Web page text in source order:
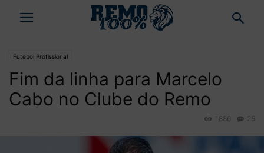
Futebol Profissional
Fim da linha para Marcelo
Cabo no Clube do Remo
25
1886